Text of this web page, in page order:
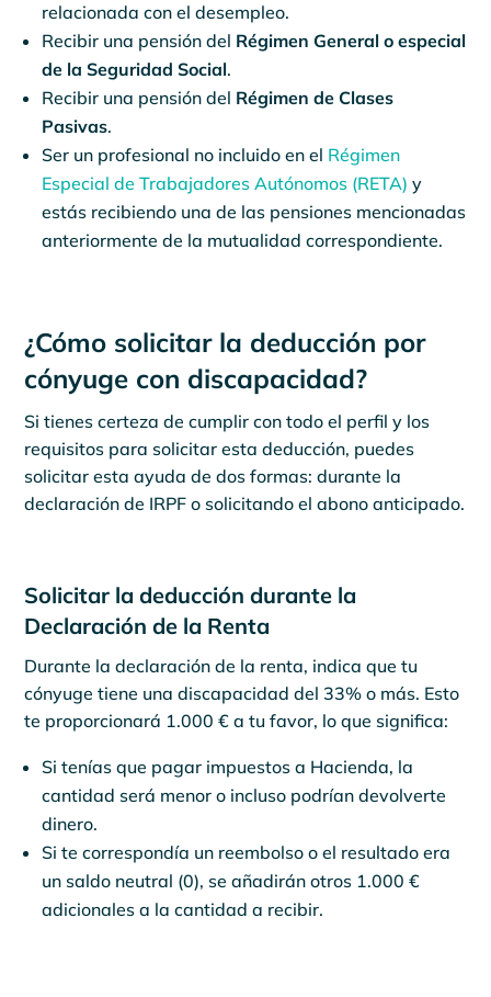
relacionada con el desempleo.
Recibir una pensión del Régimen General o especial
de la Seguridad Social.
Recibir una pensión del Régimen de Clases
Pasivas.
Ser un profesional no incluido en el Régimen
Especial de Trabajadores Autónomos (RETA) y
estás recibiendo una de las pensiones mencionadas
anteriormente de la mutualidad correspondiente.
¿Cómo solicitar la deducción por
cónyuge con discapacidad?
Si tienes certeza de cumplir con todo el perfil y los
requisitos para solicitar esta deducción, puedes
solicitar esta ayuda de dos formas: durante la
declaración de IRPF o solicitando el abono anticipado.
Solicitar la deducción durante la
Declaración de la Renta
Durante la declaración de la renta, indica que tu
cónyuge tiene una discapacidad del 33% o más. Esto
te proporcionará 1.000 € a tu favor, lo que significa:
Si tenías que pagar impuestos a Hacienda, la
cantidad será menor o incluso podrían devolverte
dinero.
Si te correspondía un reembolso o el resultado era
un saldo neutral (0), se añadirán otros 1.000 €
adicionales a la cantidad a recibir.